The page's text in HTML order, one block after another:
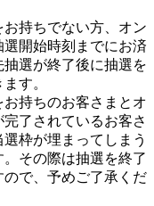
お持ちでない方、オン
開始時刻までにお済
選が終了後に抽選を
す。
お持ちのお客さまとオ
了されているお客さ
枠が埋まってしまう
その際は抽選を終了
ので、予めご了承くだ